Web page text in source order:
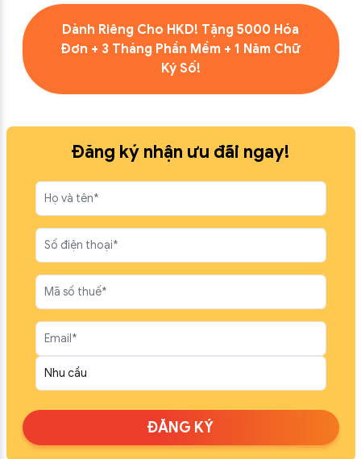
Dành Riêng Cho HKD! Tặng 5000 Hóa
Đơn + 3 Tháng Phần Mềm + 1 Năm Chữ
Ký Số!
Đăng ký nhận ưu đãi ngay!
ĐĂNG KÝ